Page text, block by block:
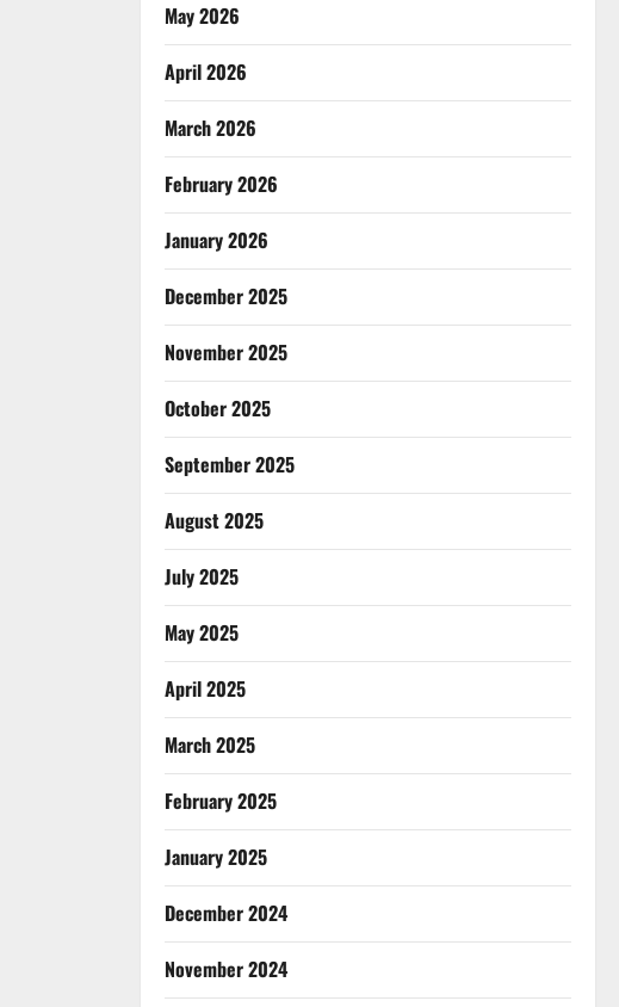
May 2026
April 2026
March 2026
February 2026
January 2026
December 2025
November 2025
October 2025
September 2025
August 2025
July 2025
May 2025
April 2025
March 2025
February 2025
January 2025
December 2024
November 2024